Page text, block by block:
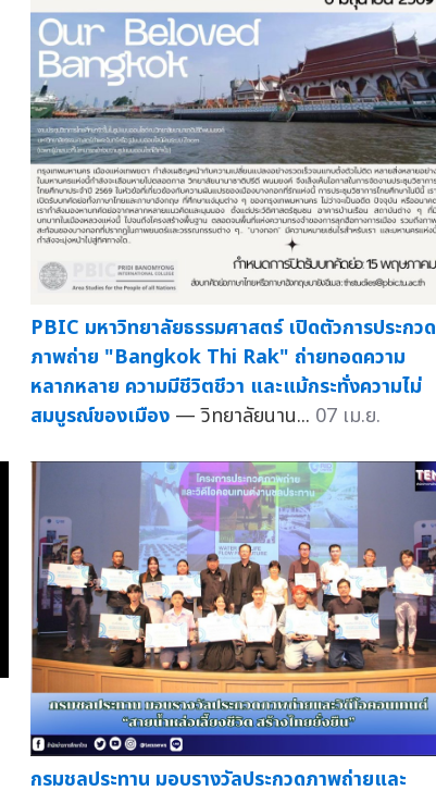
PBIC มหาวิทยาลัยธรรมศาสตร์ เปิดตัวการประกวด
ภาพถ่าย "Bangkok Thi Rak" ถ่ายทอดความ
หลากหลาย ความมีชีวิตชีวา และแม้กระทั่งความไม่
สมบูรณ์ของเมือง — วิทยาลัยนาน... 07 เม.ย.
กรมชลประทาน มอบรางวัลประกวดภาพถ่ายและ